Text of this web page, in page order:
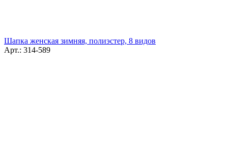
Шапка женская зимняя, полиэстер, 8 видов
Арт.: 314-589